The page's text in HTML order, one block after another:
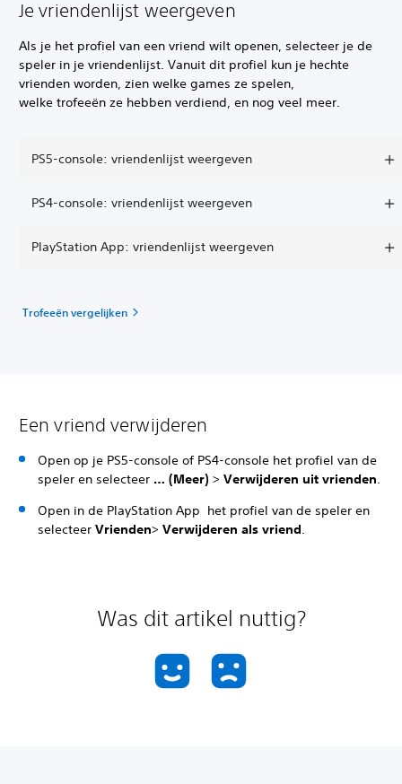
Je vriendenlijst weergeven
Als je het profiel van een vriend wilt openen, selecteer je de
speler in je vriendenlijst. Vanuit dit profiel kun je hechte
vrienden worden, zien welke games ze spelen,
welke trofeeën ze hebben verdiend, en nog veel meer.
PS5-console: vriendenlijst weergeven
PS4-console: vriendenlijst weergeven
PlayStation App: vriendenlijst weergeven
Trofeeën vergelijken
Een vriend verwijderen
Open op je PS5-console of PS4-console het profiel van de
speler en selecteer … (Meer) > Verwijderen uit vrienden.
Open in de PlayStation App het profiel van de speler en
selecteer Vrienden> Verwijderen als vriend.
Was dit artikel nuttig?